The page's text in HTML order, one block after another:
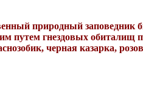
природный заповедник
путем гнездовых обиталищ
черная казарка,